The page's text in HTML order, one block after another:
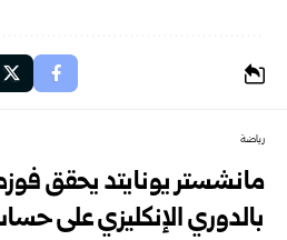
رياضة
مانشستر يونايتد يحقق
بالدوري الإنكليزي على